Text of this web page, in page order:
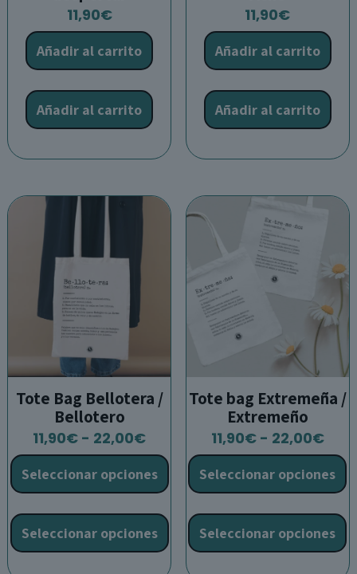
11,90€
Añadir al carrito
Añadir al carrito
11,90€
Añadir al carrito
Añadir al carrito
Tote Bag Bellotera /
Bellotero
11,90€ - 22,00€Rango
de
precios:
desde
11,90€
hasta
22,00€
Seleccionar opciones
Seleccionar opciones
producto
tiene
múltiples
Tote bag Extremeña /
Extremeño
11,90€ - 22,00€
de
Seleccionar opciones
Seleccionar opciones